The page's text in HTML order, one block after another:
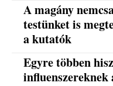
A magány
testünket is
a kutatók
Egyre többen
influenszereknek